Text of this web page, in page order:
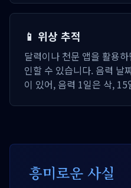
📱 위상 추적
달력이나 천문 앱을 활용
인할 수 있습니다. 음력 날
이 있어, 음력 1일은 삭,
흥미로운 사실